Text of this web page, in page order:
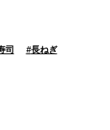
司 #長ねぎ